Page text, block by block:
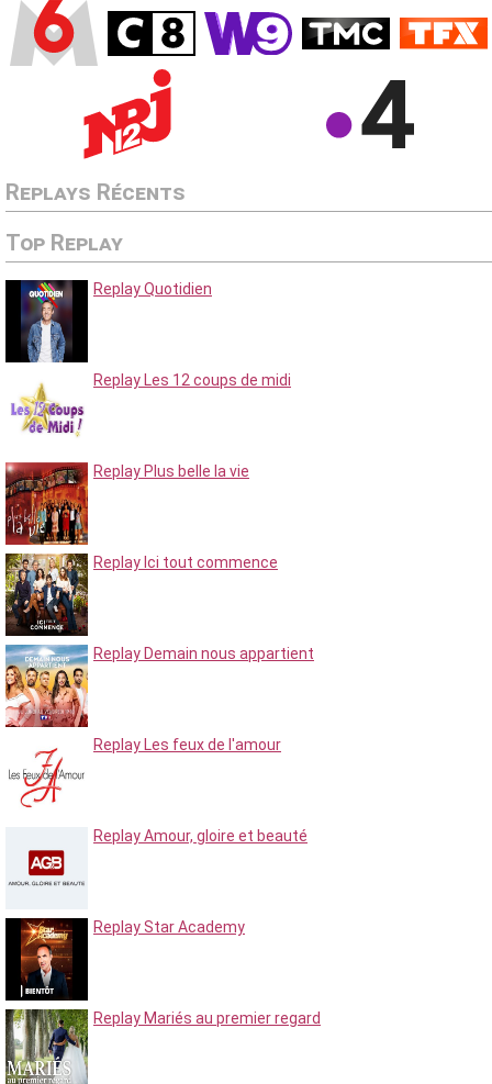
Replays Récents
Top Replay
Replay Quotidien
Replay Les 12 coups de midi
Replay Plus belle la vie
Replay Ici tout commence
Replay Demain nous appartient
Replay Les feux de l'amour
Replay Amour, gloire et beauté
Replay Star Academy
Replay Mariés au premier regard